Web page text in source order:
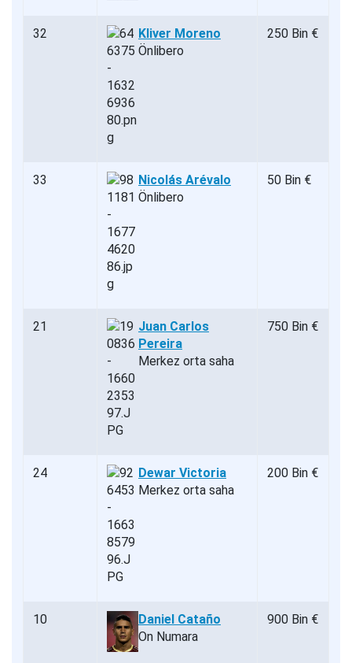
32
Kliver Moreno
Önlibero
250 Bin €
33
Nicolás Arévalo
Önlibero
50 Bin €
21
Juan Carlos
Pereira
Merkez orta saha
750 Bin €
24
Dewar Victoria
Merkez orta saha
200 Bin €
10
Daniel Cataño
On Numara
900 Bin €